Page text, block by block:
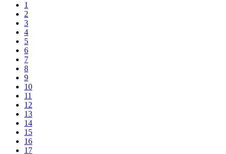
1
2
3
4
5
6
7
8
9
10
11
12
13
14
15
16
17